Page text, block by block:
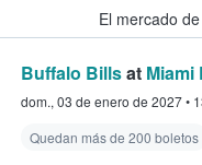
El mercado
StubHub: donde
Buffalo Billsat Miami
dom., 03 de enero de 2027•
Quedan más de 200 boletos